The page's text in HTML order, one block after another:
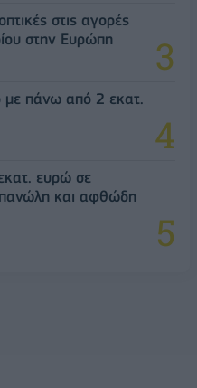
στις αγορές
στην Ευρώπη
με πάνω από 2 εκατ.
ευρώ σε
πανώλη και αφθώδη